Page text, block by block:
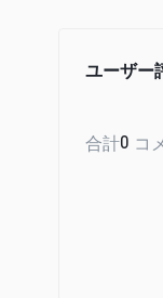
分な高さです
取引プラ
ユーザー
合計0 コ